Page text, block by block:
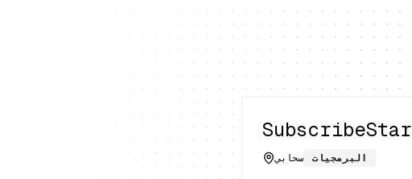
SubscribeStar
سحابي البرمجيات